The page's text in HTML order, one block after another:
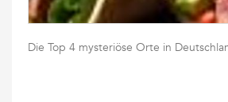
Die Top 4 mysteriöse Orte in